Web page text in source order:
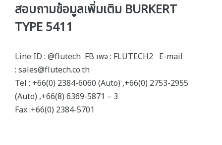
สอบถามข้อมูลเพิ่มเติม BURKERT
TYPE 5411
Line ID : @flutech FB เพจ : FLUTECH2 E-mail
: sales@flutech.co.th
Tel : +66(0) 2384-6060 (Auto) ,+66(0) 2753-2955
(Auto) ,+66(8) 6369-5871 – 3
Fax :+66(0) 2384-5701